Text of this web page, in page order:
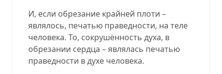
И, если обрезание крайней плоти –
являлось, печатью праведности, на теле
человека. То, сокрушённость духа, в
обрезании сердца – являлась печатью
праведности в духе человека.